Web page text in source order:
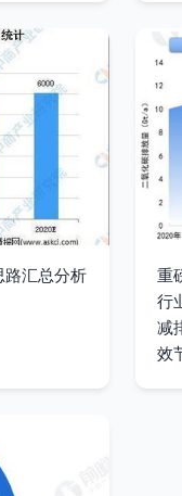
路汇总分析
重
行
减
效